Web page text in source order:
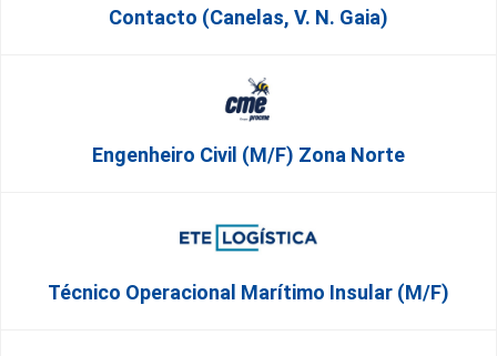
Contacto (Canelas, V. N. Gaia)
Engenheiro Civil (m/f) Zona Norte
Técnico Operacional Marítimo Insular (m/f)